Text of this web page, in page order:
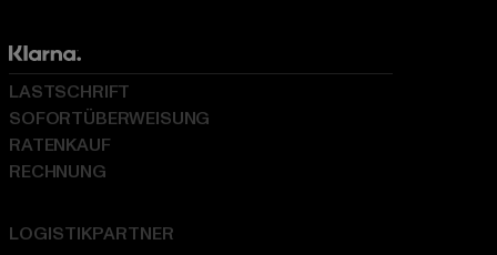
LOGISTIKPARTNER
LASTSCHRIFT
SOFORTÜBERWEISUNG
RATENKAUF
RECHNUNG